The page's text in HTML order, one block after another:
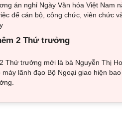
án nghỉ Ngày Văn hóa Việt Nam
để cán bộ, công chức, viên chức
2 Thứ trưởng
Thứ trưởng mới là bà Nguyễn Thị
máy lãnh đạo Bộ Ngoại giao hiện